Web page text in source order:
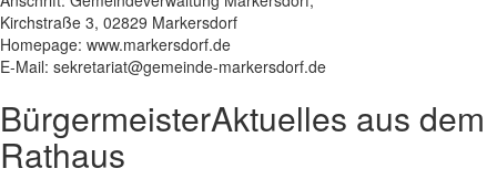
Kirchstraße 3, 02829 Markersdorf
Homepage: www.markersdorf.de
E-Mail: sekretariat@gemeinde-markersdorf.de
BürgermeisterAktuelles aus dem
Rathaus